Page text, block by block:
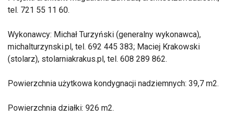
tel. 721 55 11 60.
Wykonawcy: Michał Turzyński (generalny wykonawca),
michalturzynski.pl, tel. 692 445 383; Maciej Krakowski
(stolarz), stolarniakrakus.pl, tel. 608 289 862.
Powierzchnia użytkowa kondygnacji nadziemnych: 39,7 m2.
Powierzchnia działki: 926 m2.